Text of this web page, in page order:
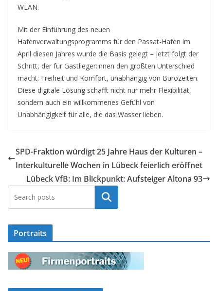
WLAN.
Mit der Einführung des neuen
Hafenverwaltungsprogramms für den Passat-Hafen im
April diesen Jahres wurde die Basis gelegt – jetzt folgt der
Schritt, der für Gastlieger:innen den größten Unterschied
macht: Freiheit und Komfort, unabhängig von Bürozeiten.
Diese digitale Lösung schafft nicht nur mehr Flexibilität,
sondern auch ein willkommenes Gefühl von
Unabhängigkeit für alle, die das Wasser lieben.
SPD-Fraktion würdigt 25 Jahre Haus der Kulturen –
Interkulturelle Wochen in Lübeck feierlich eröffnet
Lübeck VfB: Im Blickpunkt: Aufsteiger Altona 93
Suchen
Portraits